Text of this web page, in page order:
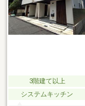
3階建て以上
システムキッチン